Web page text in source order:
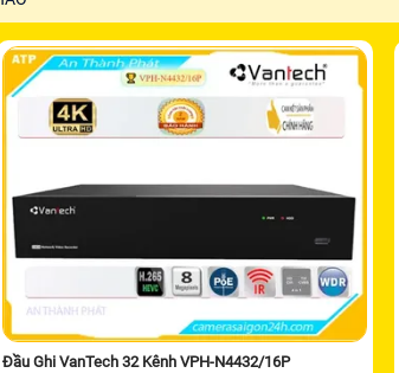
Đầu Ghi VanTech 32 Kênh VPH-N4432/16P